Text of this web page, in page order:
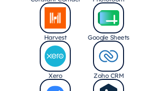
Harvest Google Sheets
Xero Zoho CRM